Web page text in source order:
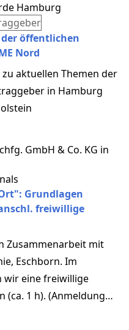
Kostensenkung über
hin zu Künstlicher
Hamburg
öffentlichen
Nord
aktuellen Themen der
in Hamburg
GmbH & Co. KG in
Grundlagen
freiwillige
Zusammenarbeit mit
Eschborn. Im
wir eine freiwillige
(Anmeldung